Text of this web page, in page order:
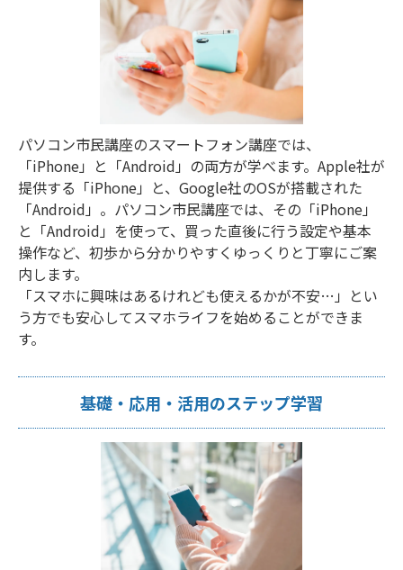
パソコン市民講座のスマートフォン講座では、
「iPhone」と「Android」の両方が学べます。Apple社が
提供する「iPhone」と、Google社のOSが搭載された
「Android」。パソコン市民講座では、その「iPhone」
と「Android」を使って、買った直後に行う設定や基本
操作など、初歩から分かりやすくゆっくりと丁寧にご案
内します。
「スマホに興味はあるけれども使えるかが不安…」とい
う方でも安心してスマホライフを始めることができま
す。
基礎・応用・活用のステップ学習